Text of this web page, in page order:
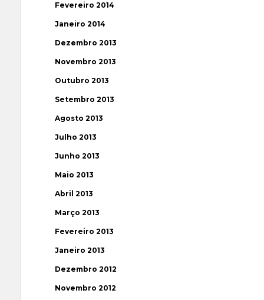
Fevereiro 2014
Janeiro 2014
Dezembro 2013
Novembro 2013
Outubro 2013
Setembro 2013
Agosto 2013
Julho 2013
Junho 2013
Maio 2013
Abril 2013
Março 2013
Fevereiro 2013
Janeiro 2013
Dezembro 2012
Novembro 2012